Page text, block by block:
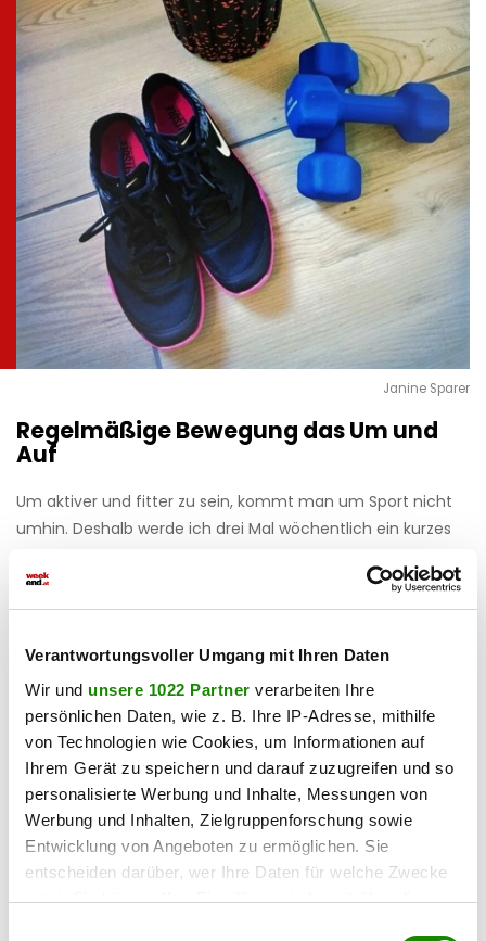
Verantwortungsvoller Umgang mit Ihren Daten
Wir und unsere 1022 Partner verarbeiten Ihre
persönlichen Daten, wie z. B. Ihre IP-Adresse, mithilfe
von Technologien wie Cookies, um Informationen auf
Ihrem Gerät zu speichern und darauf zuzugreifen und so
personalisierte Werbung und Inhalte, Messungen von
Werbung und Inhalten, Zielgruppenforschung sowie
Entwicklung von Angeboten zu ermöglichen. Sie
entscheiden darüber, wer Ihre Daten für welche Zwecke
nutzt. Sie können Ihre Einwilligung jederzeit über die
Janine Sparer
Regelmäßige Bewegung das Um und
Auf
Um aktiver und fitter zu sein, kommt man um Sport nicht
umhin. Deshalb werde ich drei Mal wöchentlich ein kurzes
Bindegewebe zu straffen, Cellulite zu vermindern und ganz
allgemein für ein besseres Wohlbefinden zu sorgen. Ich
Übungen zu machen und ihm dabei zuzusehen, wie er
versucht sie mitzumachen. Da macht das Trainieren auch
richtig Spaß.
Mein Plan
Ich muss keine konkrete Ernährungsumstellung
vornehmen, da ich für mich und meine Familie schon sehr
gesund und hauptsächlich weizenfrei koche. Hauptsächlich